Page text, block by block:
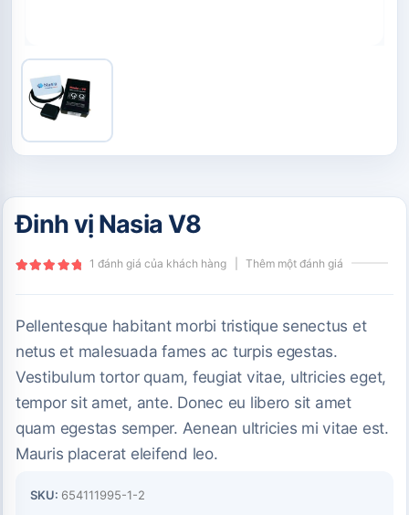
Đinh vị Nasia V8
1 đánh giá của khách hàng Thêm một đánh giá
Pellentesque habitant morbi tristique senectus et
netus et malesuada fames ac turpis egestas.
Vestibulum tortor quam, feugiat vitae, ultricies eget,
tempor sit amet, ante. Donec eu libero sit amet
quam egestas semper. Aenean ultricies mi vitae est.
Mauris placerat eleifend leo.
SKU: 654111995-1-2